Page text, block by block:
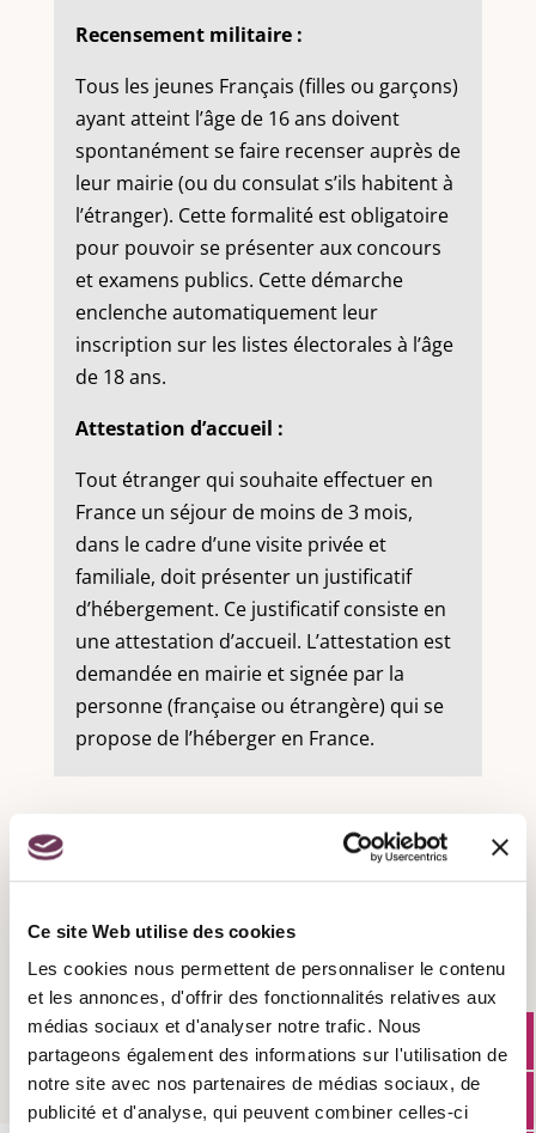
Ce site Web utilise des cookies
Les cookies nous permettent de personnaliser le contenu
et les annonces, d'offrir des fonctionnalités relatives aux
médias sociaux et d'analyser notre trafic. Nous
partageons également des informations sur l'utilisation de
notre site avec nos partenaires de médias sociaux, de
publicité et d'analyse, qui peuvent combiner celles-ci
Recensement militaire :
Tous les jeunes Français (filles ou garçons)
ayant atteint l’âge de 16 ans doivent
spontanément se faire recenser auprès de
leur mairie (ou du consulat s’ils habitent à
l’étranger). Cette formalité est obligatoire
pour pouvoir se présenter aux concours
et examens publics. Cette démarche
enclenche automatiquement leur
inscription sur les listes électorales à l’âge
de 18 ans.
Attestation d’accueil :
Tout étranger qui souhaite effectuer en
France un séjour de moins de 3 mois,
dans le cadre d’une visite privée et
familiale, doit présenter un justificatif
d’hébergement. Ce justificatif consiste en
une attestation d’accueil. L’attestation est
demandée en mairie et signée par la
personne (française ou étrangère) qui se
propose de l’héberger en France.
Recensement militaire :
Attestation d'accueil :